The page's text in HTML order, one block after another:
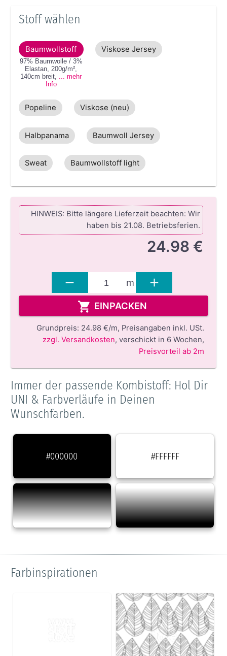
Stoff wählen
Baumwollstoff
97% Baumwolle / 3%
Elastan 200g/m²
140cm breit
... mehr
Info
Viskose Jersey
Popeline Viskose (neu)
Halbpanama Baumwoll Jersey
Sweat Baumwollstoff light
HINWEIS: Bitte längere Lieferzeit beachten: Wir
haben bis 21.08. Betriebsferien.
24.98 €
m
EINPACKEN
Grundpreis: 24.98 €/m, Preisangaben inkl. USt.
zzgl. Versandkosten,verschickt in 6 Wochen,
Preisvorteil ab 2m
Immer der passende Kombistoff: Hol Dir
UNI & Farbverläufe in Deinen
Wunschfarben.
#000000 #FFFFFF
Farbinspirationen